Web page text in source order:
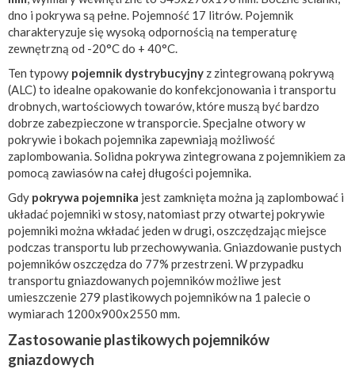
dno i pokrywa są pełne. Pojemność 17 litrów. Pojemnik
charakteryzuje się wysoką odpornością na temperaturę
zewnętrzną od -20°C do + 40°C.
Ten typowy pojemnik dystrybucyjny z zintegrowaną pokrywą
(ALC) to idealne opakowanie do konfekcjonowania i transportu
drobnych, wartościowych towarów, które muszą być bardzo
dobrze zabezpieczone w transporcie. Specjalne otwory w
pokrywie i bokach pojemnika zapewniają możliwość
zaplombowania. Solidna pokrywa zintegrowana z pojemnikiem za
pomocą zawiasów na całej długości pojemnika.
Gdy pokrywa pojemnika jest zamknięta można ją zaplombować i
układać pojemniki w stosy, natomiast przy otwartej pokrywie
pojemniki można wkładać jeden w drugi, oszczędzając miejsce
podczas transportu lub przechowywania. Gniazdowanie pustych
pojemników oszczędza do 77% przestrzeni. W przypadku
transportu gniazdowanych pojemników możliwe jest
umieszczenie 279 plastikowych pojemników na 1 palecie o
wymiarach 1200x900x2550 mm.
Zastosowanie plastikowych pojemników
gniazdowych